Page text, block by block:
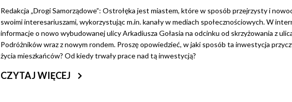
Redakcja „Drogi Samorządowe”: Ostrołęka jest miastem, które w sposób przejrzysty i
swoimi interesariuszami, wykorzystując m.in. kanały w mediach społecznościowych. W
informacje o nowo wybudowanej ulicy Arkadiusza Gołasia na odcinku od skrzyżowania z
Podróżników wraz z nowym rondem. Proszę opowiedzieć, w jaki sposób ta inwestycja
życia mieszkańców? Od kiedy trwały prace nad tą inwestycją?
CZYTAJ WIĘCEJ